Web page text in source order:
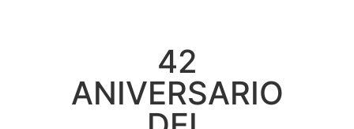
42
ANIVERSARIO